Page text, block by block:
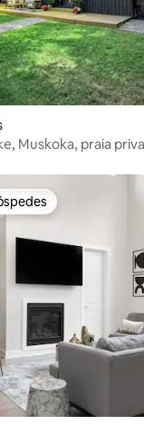
Muskoka, praia
dos hóspedes